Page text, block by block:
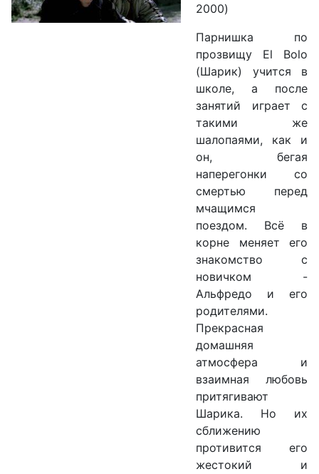
2000)
Парнишка по
прозвищу El Bolo
(Шарик) учится в
школе, а после
занятий играет с
такими же
шалопаями, как и
он, бегая
наперегонки со
смертью перед
мчащимся
поездом. Всё в
корне меняет его
знакомство с
новичком -
Альфредо и его
родителями.
Прекрасная
домашняя
атмосфера и
взаимная любовь
притягивают
Шарика. Но их
сближению
противится его
жестокий и